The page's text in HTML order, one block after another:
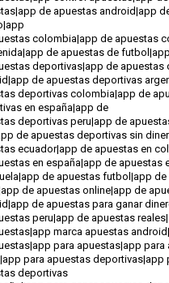
de apuestas android|app
colombia|app de apuestas
de apuestas de futbol|app
deportivas|app de apuestas
de apuestas deportivas
deportivas colombia|app de
en españa|app de
deportivas peru|app de
de apuestas deportivas sin
ecuador|app de apuestas en
en españa|app de apuestas
de apuestas futbol|app
de apuestas online|app de
de apuestas para ganar
peru|app de apuestas
marca apuestas
para apuestas|app para
para apuestas deportivas|app
deportivas